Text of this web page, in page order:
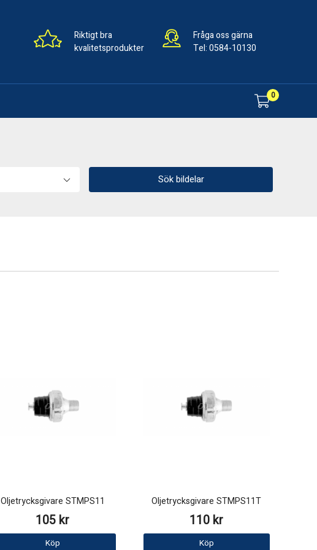
Riktigt bra
kvalitetsprodukter
Fråga oss gärna
Tel:0584-10130
0
Sök bildelar
Oljetrycksgivare STMPS11
105 kr
Köp
Oljetrycksgivare STMPS11T
110 kr
Köp